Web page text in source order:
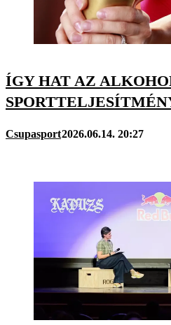
ÍGY HAT AZ
Csupasport2026.06.14. 20:27